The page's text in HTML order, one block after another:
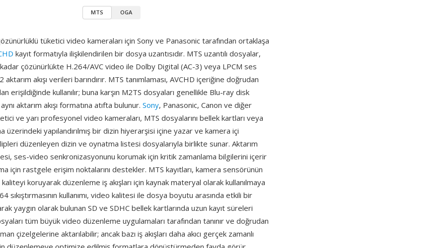
MTS OGA
tüketici video kameraları için Sony ve Panasonic tarafından ortaklaşa
kayıt formatıyla ilişkilendirilen bir dosya uzantısıdır. MTS uzantılı dosyalar,
çözünürlükte H.264/AVC video ile Dolby Digital (AC-3) veya LPCM ses
akışı verileri barındırır. MTS tanımlaması, AVCHD içeriğine doğrudan
erişildiğinde kullanılır; buna karşın M2TS dosyaları genellikle Blu-ray disk
aktarım akışı formatına atıfta bulunur. Sony, Panasonic, Canon ve diğer
ve yarı profesyonel video kameraları, MTS dosyalarını bellek kartları veya
üzerindeki yapılandırılmış bir dizin hiyerarşisi içine yazar ve kamera içi
düzenleyen dizin ve oynatma listesi dosyalarıyla birlikte sunar. Aktarım
ses-video senkronizasyonunu korumak için kritik zamanlama bilgilerini içerir
için rastgele erişim noktalarını destekler. MTS kayıtları, kamera sensörünün
kaliteyi koruyarak düzenleme iş akışları için kaynak materyal olarak kullanılmaya
sıkıştırmasının kullanımı, video kalitesi ile dosya boyutu arasında etkili bir
yaygın olarak bulunan SD ve SDHC bellek kartlarında uzun kayıt süreleri
tüm büyük video düzenleme uygulamaları tarafından tanınır ve doğrudan
çizelgelerine aktarılabilir; ancak bazı iş akışları daha akıcı gerçek zamanlı